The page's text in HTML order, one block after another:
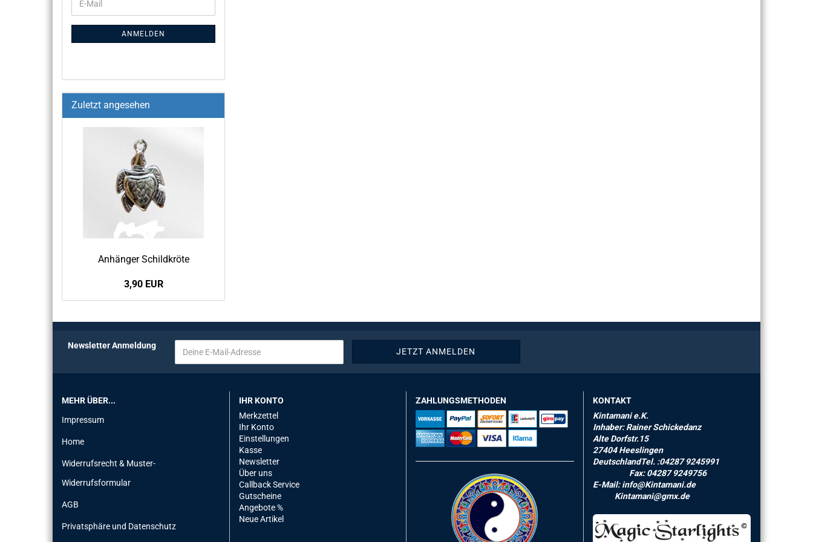
ANMELDEN
Zuletzt angesehen
An­hän­ger Schild­krö­te
3,90 EUR
Newsletter Anmeldung
MEHR ÜBER...
Impressum
Home
Widerrufsrecht & Muster-
Widerrufsformular
AGB
Privatsphäre und Datenschutz
IHR KONTO
Merkzettel
Ihr Konto
Einstellungen
Kasse
Newsletter
Über uns
Callback Service
Gutscheine
Angebote %
Neue Artikel
ZAHLUNGSMETHODEN
KONTAKT
Kintamani e.K.
Inhaber: Rainer Schickedanz
Alte Dorfstr.15
27404 Heeslingen
DeutschlandTel. :04287 9245991
Fax: 04287 9249756
E-Mail: info@Kintamani.de
Kintamani@gmx.de